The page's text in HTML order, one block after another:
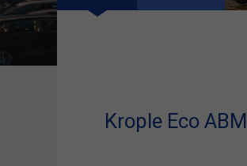
Krople Eco ABM